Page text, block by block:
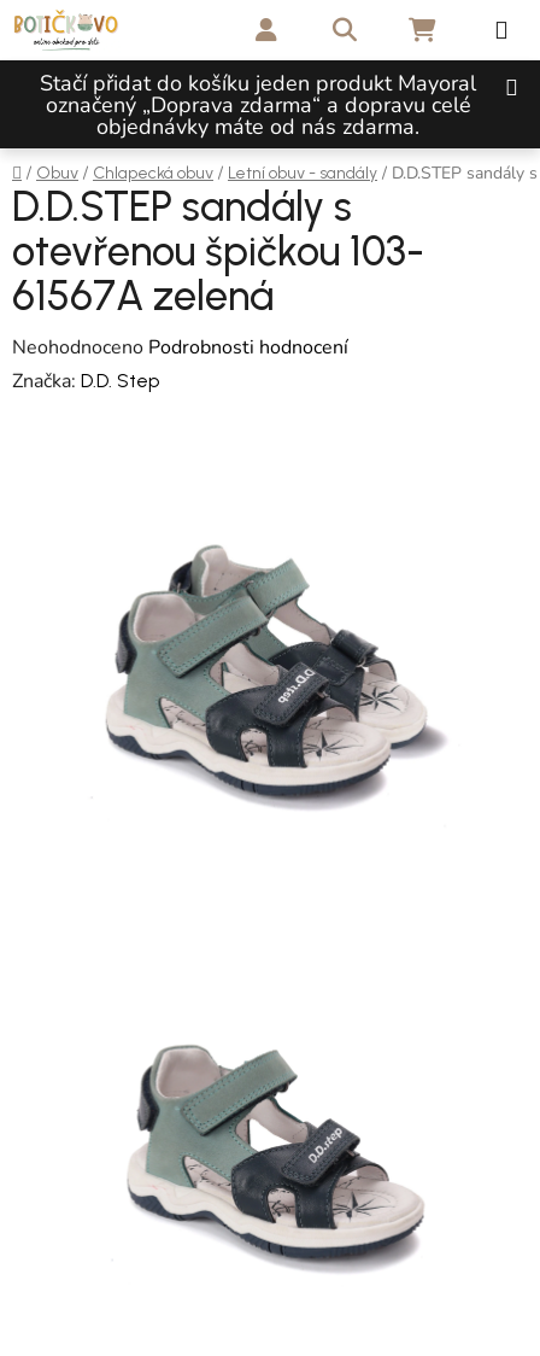
Přejít na obsah
Stačí přidat do košíku jeden produkt Mayoral
označený „Doprava zdarma“ a dopravu celé
objednávky máte od nás zdarma.
Hledat NÁKUPNÍ
Domů
/ Obuv / Chlapecká obuv / Letní obuv - sandály / D.D.STEP sandály
D.D.STEP sandály s
otevřenou špičkou 103-
61567A zelená
Průměrné hodnocení produktu je 0,0 z 5 hvězdiček.
Neohodnoceno Podrobnosti hodnocení
Značka: D.D. Step